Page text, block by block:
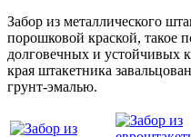
Забор из металлического
порошковой краской, такое
долговечных и устойчивых
края штакетника
грунт-эмалью.